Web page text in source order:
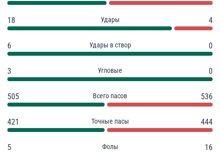
18 Удары 4
6 Удары в створ 0
3 Угловые 0
505 Всего пасов 536
421 Точные пасы 444
5 Фолы 16